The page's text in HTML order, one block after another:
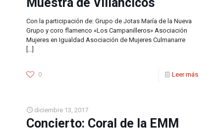
Con la participación de: Grupo de Jotas María de la Nueva
Grupo y coro flamenco «Los Campanilleros» Asociación
Mujeres en Igualdad Asociación de Mujeres Culmanarre
[…]
0 Leer más
diciembre 13, 2017
Concierto: Coral de la EMM